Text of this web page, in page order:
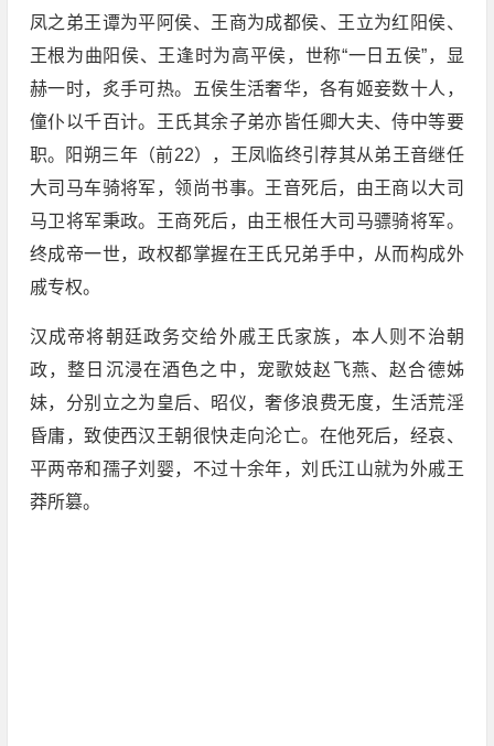
凤之弟王谭为平阿侯、王商为成都侯、王立为红阳侯、
王根为曲阳侯、王逢时为高平侯，世称“一日五侯”，显
赫一时，炙手可热。五侯生活奢华，各有姬妾数十人，
僮仆以千百计。王氏其余子弟亦皆任卿大夫、侍中等要
职。阳朔三年（前22），王凤临终引荐其从弟王音继任
大司马车骑将军，领尚书事。王音死后，由王商以大司
马卫将军秉政。王商死后，由王根任大司马骠骑将军。
终成帝一世，政权都掌握在王氏兄弟手中，从而构成外
戚专权。
汉成帝将朝廷政务交给外戚王氏家族，本人则不治朝
政，整日沉浸在酒色之中，宠歌妓赵飞燕、赵合德姊
妹，分别立之为皇后、昭仪，奢侈浪费无度，生活荒淫
昏庸，致使西汉王朝很快走向沦亡。在他死后，经哀、
平两帝和孺子刘婴，不过十余年，刘氏江山就为外戚王
莽所篡。